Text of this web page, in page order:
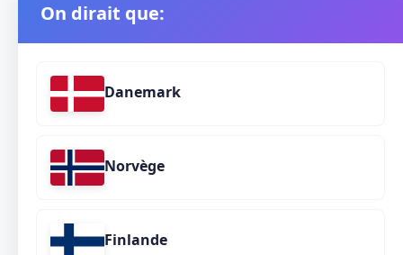
On dirait que:
Danemark
Norvège
Finlande